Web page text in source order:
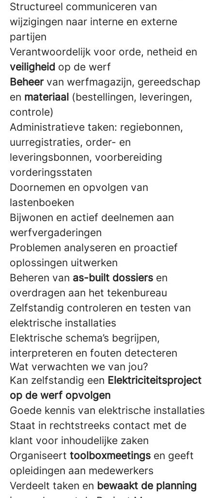
Structureel communiceren van
wijzigingen naar interne en externe
partijen
Verantwoordelijk voor orde, netheid en
veiligheid op de werf
Beheer van werfmagazijn, gereedschap
en materiaal (bestellingen, leveringen,
controle)
Administratieve taken: regiebonnen,
uurregistraties, order- en
leveringsbonnen, voorbereiding
vorderingsstaten
Doornemen en opvolgen van
lastenboeken
Bijwonen en actief deelnemen aan
werfvergaderingen
Problemen analyseren en proactief
oplossingen uitwerken
Beheren van as-built dossiers en
overdragen aan het tekenbureau
Zelfstandig controleren en testen van
elektrische installaties
Elektrische schema’s begrijpen,
interpreteren en fouten detecteren
Wat verwachten we van jou?
Kan zelfstandig een Elektriciteitsproject
op de werf opvolgen
Goede kennis van elektrische installaties
Staat in rechtstreeks contact met de
klant voor inhoudelijke zaken
Organiseert toolboxmeetings en geeft
opleidingen aan medewerkers
Verdeelt taken en bewaakt de planning